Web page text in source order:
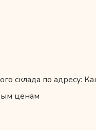
склада по адресу:
ценам